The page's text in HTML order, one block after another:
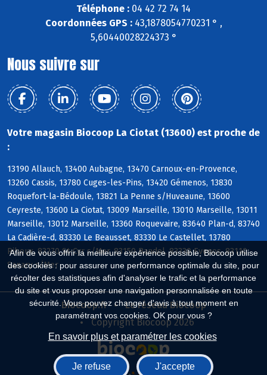
Afin de vous offrir la meilleure expérience possible, Biocoop utilise
des cookies : pour assurer une performance optimale du site, pour
récolter des statistiques afin d'analyser le trafic et la performance
du site et vous proposer une navigation personnalisée en toute
sécurité. Vous pouvez changer d'avis à tout moment en
paramétrant vos cookies. OK pour vous ?
En savoir plus et paramétrer les cookies
Je refuse J'accepte
Téléphone : 04 42 72 74 14
Coordonnées GPS :43,1878054770231 ° ,
5,60440028224373 °
Nous suivre sur
Votre magasin Biocoop La Ciotat (13600) est proche de
:
13190 Allauch, 13400 Aubagne, 13470 Carnoux-en-Provence,
13260 Cassis, 13780 Cuges-les-Pins, 13420 Gémenos, 13830
Roquefort-la-Bédoule, 13821 La Penne s/Huveaune, 13600
Ceyreste, 13600 La Ciotat, 13009 Marseille, 13010 Marseille, 13011
Marseille, 13012 Marseille, 13360 Roquevaire, 83640 Plan-d, 83740
La Cadière-d, 83330 Le Beausset, 83330 Le Castellet, 13780
Riboux, 83270 St-Cyr s/Mer, 83150 Bandol, 83330 Evenos, 83110
Sanary s/Mer
Biocoop.fr
Le réseau Biocoop
Copyright Biocoop 2026